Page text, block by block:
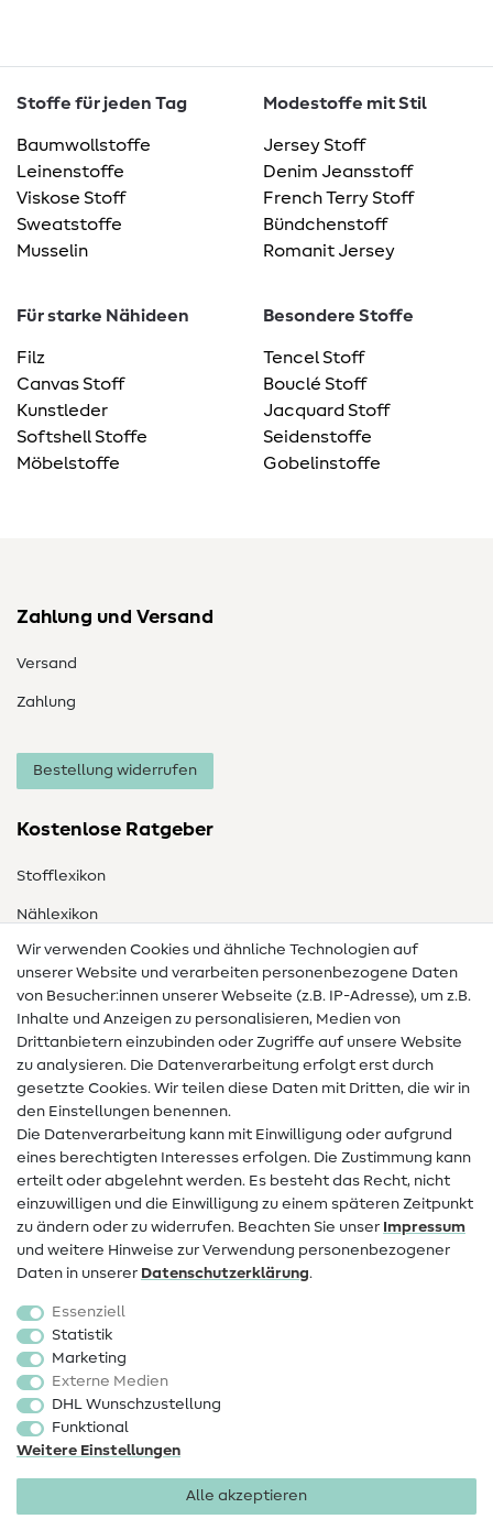
Stoffe für jeden Tag
Baumwollstoffe
Leinenstoffe
Viskose Stoff
Sweatstoffe
Musselin
Modestoffe mit Stil
Jersey Stoff
Denim Jeansstoff
French Terry Stoff
Bündchenstoff
Romanit Jersey
Für starke Nähideen
Filz
Canvas Stoff
Kunstleder
Softshell Stoffe
Möbelstoffe
Besondere Stoffe
Tencel Stoff
Bouclé Stoff
Jacquard Stoff
Seidenstoffe
Gobelinstoffe
Zahlung und Versand
Versand
Zahlung
Bestellung widerrufen
Kostenlose Ratgeber
Stofflexikon
Nählexikon
Nähanleitungen
Hilfe & Kontakt
Kontakt
Infos zum Betreiberwechsel
Widerrufsrecht
Beliebt
Stoffe
Sale
Schnittmuster
Wir verwenden Cookies und ähnliche Technologien auf
unserer Website und verarbeiten personenbezogene Daten
von Besucher:innen unserer Webseite (z.B. IP-Adresse), um z.B.
Inhalte und Anzeigen zu personalisieren, Medien von
Drittanbietern einzubinden oder Zugriffe auf unsere Website
zu analysieren. Die Datenverarbeitung erfolgt erst durch
gesetzte Cookies. Wir teilen diese Daten mit Dritten, die wir in
den Einstellungen benennen.
Die Datenverarbeitung kann mit Einwilligung oder aufgrund
eines berechtigten Interesses erfolgen. Die Zustimmung kann
erteilt oder abgelehnt werden. Es besteht das Recht, nicht
einzuwilligen und die Einwilligung zu einem späteren Zeitpunkt
zu ändern oder zu widerrufen. Beachten Sie unser Impressum
und weitere Hinweise zur Verwendung personenbezogener
Daten in unserer Daten­schutz­erklärung.
Essenziell
Statistik
Marketing
Externe Medien
DHL Wunschzustellung
Funktional
Weitere Einstellungen
Alle akzeptieren
Impressum
Datenschutz AGB